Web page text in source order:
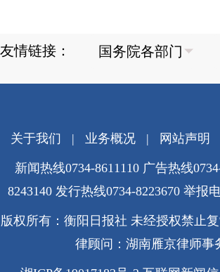
友情链接：
关于我们 | 业务概况| 网站声明
新闻热线0734-8611110 广告热线
8243140 发行热线0734-8223670 举报
版权所有：衡阳日报社 未经授权禁止
律顾问：湖南雁京律师事